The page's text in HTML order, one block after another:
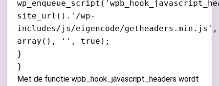
site_url().'/wp-
includes/js/eigencode/getheaders.min.js',
array(), '', true);
}
}
Met de functie wpb_hook_javascript_headers wordt